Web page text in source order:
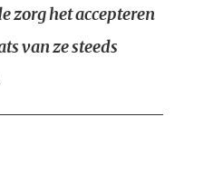
zorg het accepteren
van ze steeds